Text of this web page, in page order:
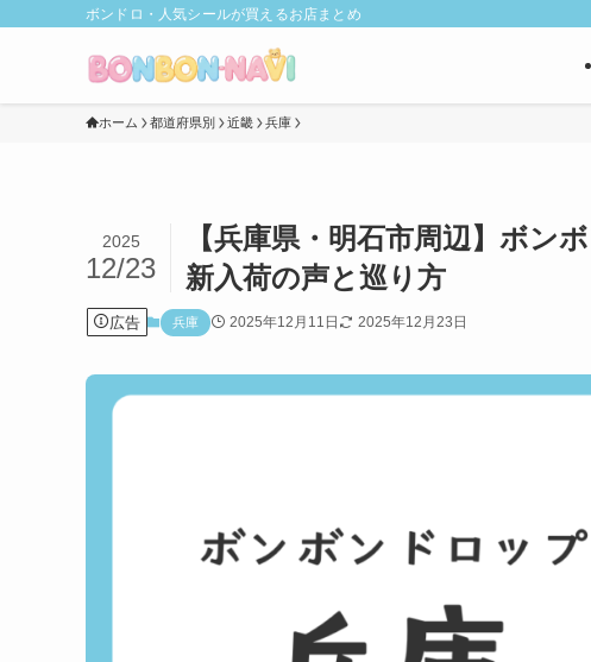
ボンドロ・人気シールが買えるお店まとめ
ホーム 都道府県別 近畿 兵庫
【兵庫県・明石市周辺】ボン
新入荷の声と巡り方
2025
12/23
広告 兵庫 2025年12月11日 2025年12月23日